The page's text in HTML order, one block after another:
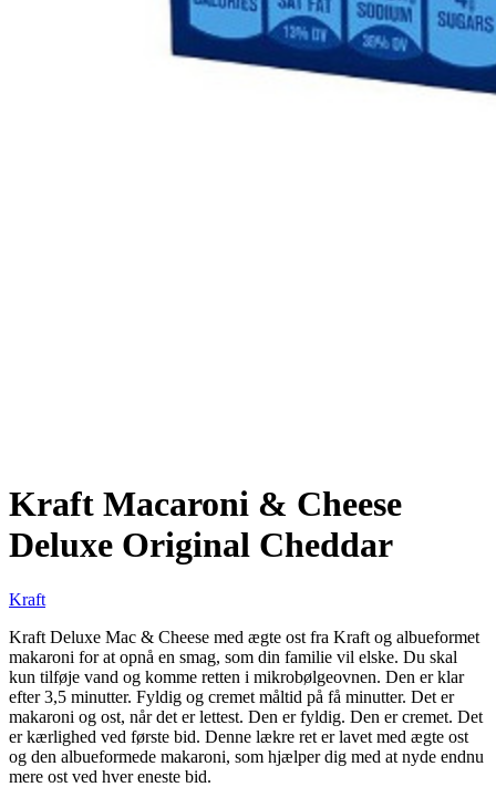
Kraft Macaroni & Cheese
Deluxe Original Cheddar
Kraft
Kraft Deluxe Mac & Cheese med ægte ost fra Kraft og albueformet
makaroni for at opnå en smag, som din familie vil elske. Du skal
kun tilføje vand og komme retten i mikrobølgeovnen. Den er klar
efter 3,5 minutter. Fyldig og cremet måltid på få minutter. Det er
makaroni og ost, når det er lettest. Den er fyldig. Den er cremet. Det
er kærlighed ved første bid. Denne lækre ret er lavet med ægte ost
og den albueformede makaroni, som hjælper dig med at nyde endnu
mere ost ved hver eneste bid.